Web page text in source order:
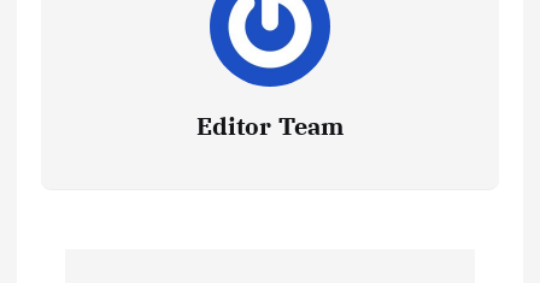
Editor Team